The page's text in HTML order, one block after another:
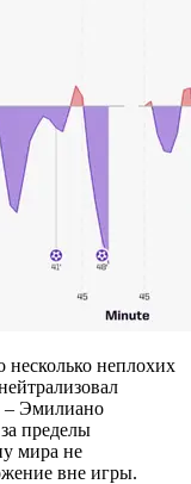
несколько неплохих
– Эмилиано
пределы
мира не
вне игры.